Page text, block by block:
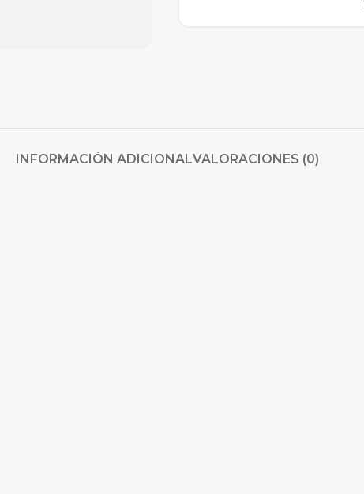
INFORMACIÓN ADICIONALVALORACIONES (0)